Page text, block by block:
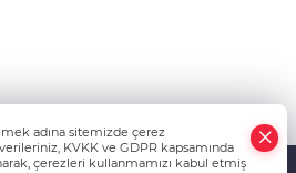
adına sitemizde çerez
KVKK ve GDPR kapsamında
çerezleri kullanmamızı kabul etmiş